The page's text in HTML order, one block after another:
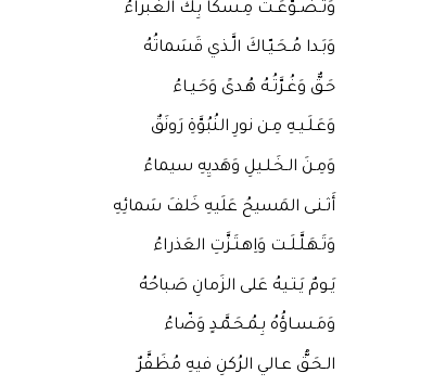
وَتَـضَـوَّعَـت مِـسكاً بِكَ الغَبراءُ
وَبَـدا مُـحَـيّـاكَ الَّـذي قَسَماتُهُ
حَـقٌّ وَغُـرَّتُـهُ هُـدىً وَحَـيـاءُ
وَعَـلَـيـهِ مِـن نورِ النُبُوَّةِ رَونَقٌ
وَمِـنَ الـخَـلـيلِ وَهَديِهِ سيماءُ
أَثـنـى المَسيحُ عَلَيهِ خَلفَ سَمائِهِ
وَتَـهَـلَّـلَـت وَاِهـتَـزَّتِ العَذراءُ
يَـومٌ يَـتـيهُ عَلى الزَمانِ صَباحُهُ
وَمَـسـاؤُهُ بِـمُـحَـمَّـدٍ وَضّاءُ
الـحَـقُّ عـالي الرُكنِ فيهِ مُظَفَّرٌ